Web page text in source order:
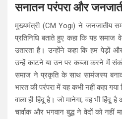
सनातन परंपरा और
मुख्यमंत्री (CM Yogi) ने जनजातीय
प्रतिनिधि बताते हुए कहा कि यह समाज
उतारता है। उन्होंने कहा कि हम पेड़ों
उन्हें काटने या उन पर कब्जा करने में
समाज ने प्रकृति के साथ सामंजस्य
भारत की परंपरा में यह कभी नहीं कहा
वाला ही हिंदू है। जो मानेगा, वह भी हिंदू
चार्वाक और भगवान बुद्ध ने वेदों को नहीं